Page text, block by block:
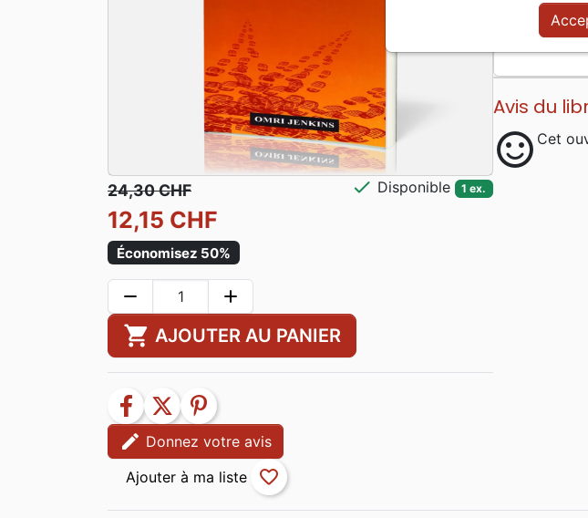
Seigneur
nouvelle.
Avis du
sentiment_satisfied Cet
24,30 CHF
12,15 CHF
Économisez 50%
check Disponible 1 ex.
remove add
shopping_cart AJOUTER AU PANIER
facebook twitter
pinterest
edit Donnez votre avis
favorite_border